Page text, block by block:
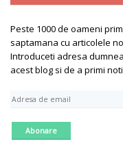
Peste 1000 de oameni
saptamana cu articolele
Introduceti adresa
acest blog si de a primi
A
r
e